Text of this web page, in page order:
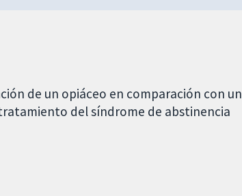
de un opiáceo en comparación con un
del síndrome de abstinencia